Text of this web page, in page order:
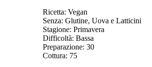
Ricetta: Vegan
Senza: Glutine, Uova e Latticini
Stagione: Primavera
Difficoltà: Bassa
Preparazione: 30
Cottura: 75